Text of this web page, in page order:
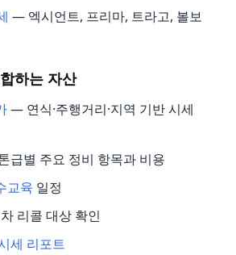
— 엑시언트, 프리마, 트라고, 볼보
하는 자산
— 연식·주행거리·지역 기반 시세
급별 주요 정비 항목과 비용
교육 일정
리콜 대상 확인
세 리포트